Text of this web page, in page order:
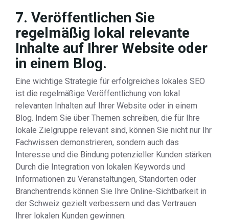
7. Veröffentlichen Sie
regelmäßig lokal relevante
Inhalte auf Ihrer Website oder
in einem Blog.
Eine wichtige Strategie für erfolgreiches lokales SEO
ist die regelmäßige Veröffentlichung von lokal
relevanten Inhalten auf Ihrer Website oder in einem
Blog. Indem Sie über Themen schreiben, die für Ihre
lokale Zielgruppe relevant sind, können Sie nicht nur Ihr
Fachwissen demonstrieren, sondern auch das
Interesse und die Bindung potenzieller Kunden stärken.
Durch die Integration von lokalen Keywords und
Informationen zu Veranstaltungen, Standorten oder
Branchentrends können Sie Ihre Online-Sichtbarkeit in
der Schweiz gezielt verbessern und das Vertrauen
Ihrer lokalen Kunden gewinnen.